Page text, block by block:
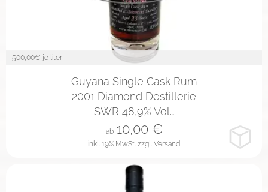
500,00€ je liter
Guyana Single Cask Rum
2001 Diamond Destillerie
SWR 48,9% Vol…
inkl. 19% MwSt. zzgl. Versand
ab 10,00€